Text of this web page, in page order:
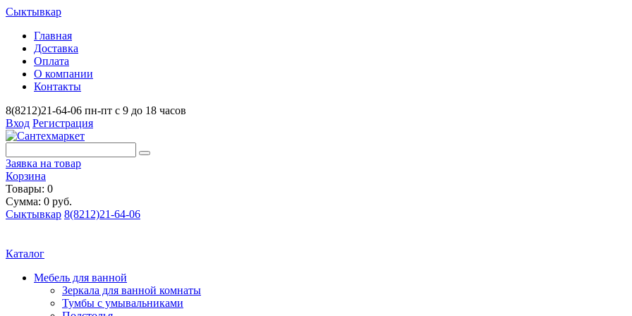
Сыктывкар
Главная
Доставка
Оплата
О компании
Контакты
8(8212)21-64-06 пн-пт с 9 до 18 часов
Вход Регистрация
Заявка на товар
Корзина
Товары: 0
Сумма: 0 руб.
Сыктывкар 8(8212)21-64-06
Каталог
Мебель для ванной
Зеркала для ванной комнаты
Тумбы с умывальниками